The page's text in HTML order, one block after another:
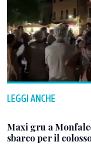
LEGGI ANCHE
Maxi gru a
sbarco per il